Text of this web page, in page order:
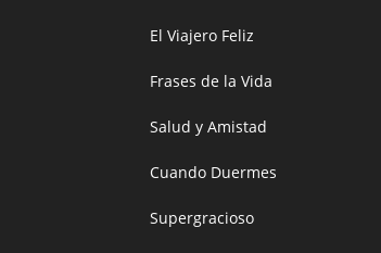
El Viajero Feliz
Frases de la Vida
Salud y Amistad
Cuando Duermes
Supergracioso